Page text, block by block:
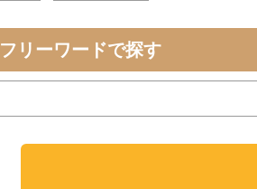
フリーワードで探す